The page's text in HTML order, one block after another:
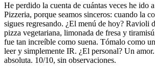
He perdido la cuenta de cuántas veces he ido
Pizzeria, porque seamos sinceros: cuando la
sigues regresando. ¿El menú de hoy? Ravioli
pizza vegetariana, limonada de fresa y
fue tan increíble como suena. Tómalo como
leer y simplemente IR. ¿El personal? Un
absoluta. 10/10, sin observaciones.